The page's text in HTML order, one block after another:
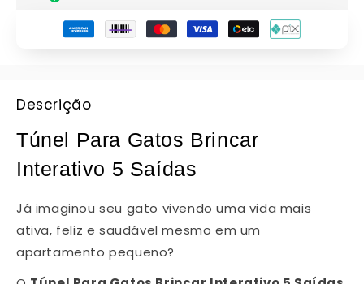
Descrição
Túnel Para Gatos Brincar
Interativo 5 Saídas
Já imaginou seu gato vivendo uma vida mais
ativa, feliz e saudável mesmo em um
apartamento pequeno?